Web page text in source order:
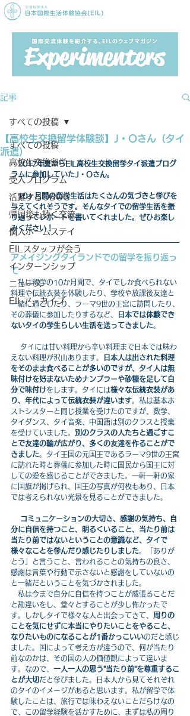
記事
すべての投稿
高校生交換留学
受入プログラム
活躍するOBOG
帰国後も続く交流
個人ホームステイ
EILスタッフが会う
インターンシップ
ニュース
EILアーカイブ
すべての投稿
【高校生交換留学体験談】J・Oさん（タイ
派遣）
2017年夏からEIL高校生交換留学タイ派遣プログ
ラムに参加していたJ・Oさん。
10ヶ月間の留学生活はたくさんの気づきと学びを
与えてくれそうです。そんなタイでの留学生活を振
り返ってレポートを書いてくれました。ぜひお楽し
みください！
アメイジングタイランドでの留学を振り返っ
て
私は留学の10か月間で、タイでしか食べられない
料理や伝統衣装を体験したり、学校や放課後友達と
一緒に過ごしたり、ラーマ9世の王宮に訪問したり、
その葬儀に参加したりするなど、
日本では体験でき
ないタイの学生らしい生活を送ってきました。
えない料理が沢山あります。
日本人は出された料理
をそのまま食べることが多いのですが、タイ人は無
味付けを好まないためナンプラーや砂糖を足して自
分で味付けをします。タイには様々な伝統衣装があ
り、年代によって伝統衣装が違います。私は基本ホ
ストシスターと同じ授業を受けたのですが、数学、
タイダンス、タイ音楽、中国語は別のクラスと授業
を受けていました。 別のクラスの人たちと過ごすこ
とで友達の輪が広がり、多くの友達を作ることがで
きました。タイ王国の元国王であるラーマ9世の王宮
に訪れた時と葬儀に参加した時に国民から国王に対
しての愛を感じることができました。一軒一軒の家
に国旗が掲げられ、国王の写真が何枚もあり、日本
では考えられない光景を見ることができました。
コミュニケーションの大切さ、感謝の気持ち、自
分に自信を持つこと、明るくいること、当たり前は
当たり前ではないということの意識など、タイで
様々なことを学んだり感じたりしました。「ありが
とう」と言うこと、言われることの気持ちの良さ、
感謝は言葉や行動で示さないと感謝をしていないの
と一緒だということを気づかされました。
私は今まで自分に自信を持つことが威張ることだ
と勘違いをし、堂々とすることが少し怖かったで
す。しかしタイで様々な人と出会ってきて、 周りの
ことを気にせずに本当にやりたいことをやること、
なりたいものになることが1番かっこいいのだと感じ
ました。国によって考え方が違うので、何が当たり
前なのかは、その国の人の価値観によって違いま
す。なので、 一人一人の思う"当たり前"を尊重するこ
とが大切だと学びました。日本人から見てそれぞれ
のタイのイメージがあると思います。私が留学で体
験したことは、旅行では味わえないことだらけなの
で、この留学経験を活かすために、まずは私の周り